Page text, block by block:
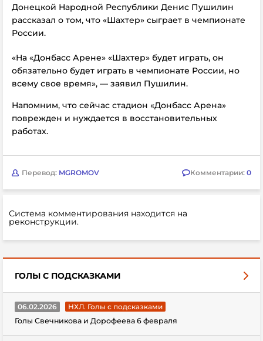
Донецкой Народной Республики Денис Пушилин
рассказал о том, что «Шахтер» сыграет в чемпионате
России.
«На «Донбасс Арене» «Шахтер» будет играть, он
обязательно будет играть в чемпионате России, но
всему свое время», — заявил Пушилин.
Напомним, что сейчас стадион «Донбасс Арена»
поврежден и нуждается в восстановительных
работах.
Перевод: MGROMOV Комментарии: 0
Система комментирования находится на
реконструкции.
ГОЛЫ С ПОДСКАЗКАМИ
06.02.2026
НХЛ. Голы с подсказками
Голы Свечникова и Дорофеева 6 февраля